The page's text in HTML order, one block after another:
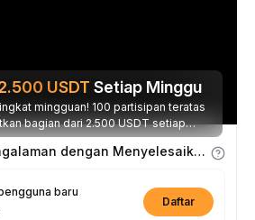
USDT Setiap Minggu
mingguan! 100 partisipan teratas
bagian dari 2.500 USDT setiap
minggunya.
Dapatkan Poin Pengalaman dengan Menyelesaikan Tugas
baru
Daftar